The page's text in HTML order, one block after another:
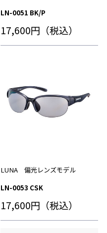
LN-0051 BK/P
17,600円（税込）
LUNA 偏光レンズモデル
LN-0053 CSK
17,600円（税込）